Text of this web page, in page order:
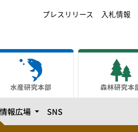
プレスリリース 入札情報
きます
報広場 カテゴリーを開きます
SNS
水産研究本部 森林研究本